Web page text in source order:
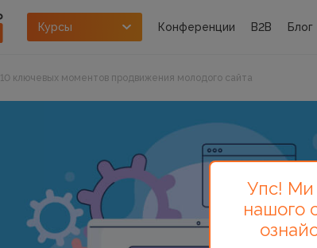
Курсы Конференции B2B Блог
10 ключевых моментов продвижения молодого сайта
Упс! Ми
нашого